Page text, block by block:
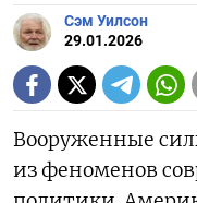
Сэм Уилсон
29.01.2026
Вооруженные
из феноменов